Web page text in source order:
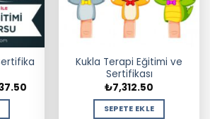
Kukla Terapi Eğitimi ve
Sertifikası
₺7,312.50
SEPETE EKLE